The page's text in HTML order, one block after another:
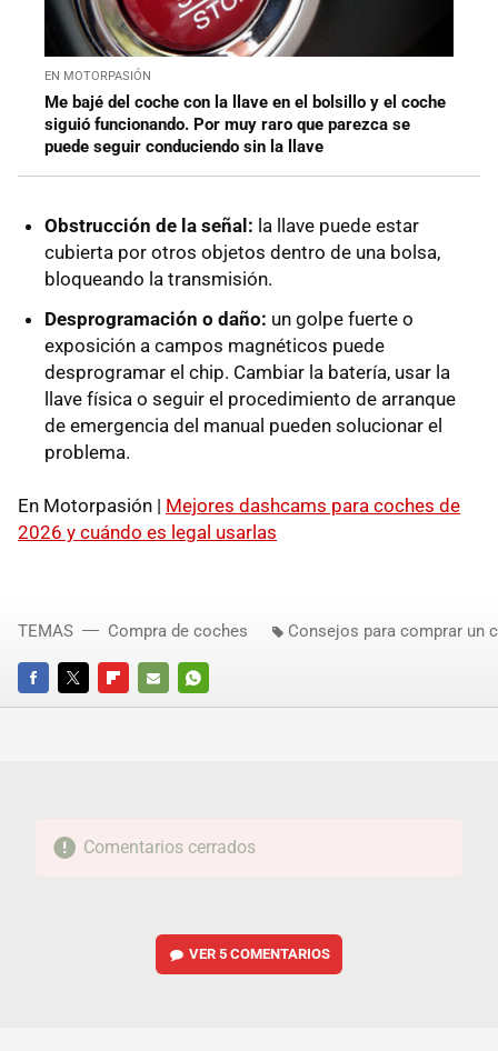
EN MOTORPASIÓN
Me bajé del coche con la llave en el bolsillo y el coche
siguió funcionando. Por muy raro que parezca se
puede seguir conduciendo sin la llave
Obstrucción de la señal: la llave puede estar
cubierta por otros objetos dentro de una bolsa,
bloqueando la transmisión.
Desprogramación o daño: un golpe fuerte o
exposición a campos magnéticos puede
desprogramar el chip. Cambiar la batería, usar la
llave física o seguir el procedimiento de arranque
de emergencia del manual pueden solucionar el
problema.
En Motorpasión | Mejores dashcams para coches de
2026 y cuándo es legal usarlas
FACEBOOKTWITTERFLIPBOARD
E-
WHATSAPP
TEMAS Compra de coches Consejos para comprar un
Comentarios cerrados
VER5 COMENTARIOS